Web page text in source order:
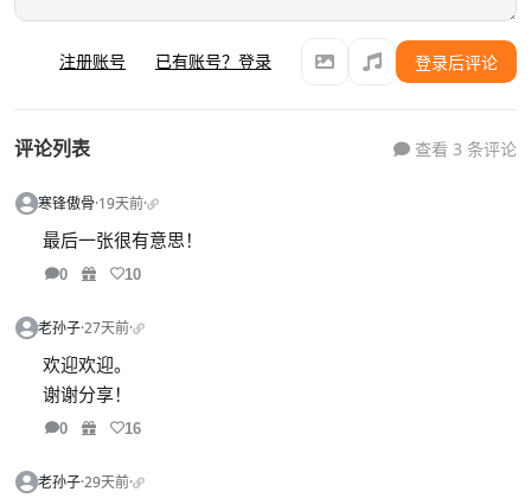
注册账号 已有账号？登录 登录后评论
评论列表 查看 3 条评论
寒锋傲骨·19天前·
最后一张很有意思！
0 10
老孙子·27天前·
欢迎欢迎。
谢谢分享！
0 16
老孙子·29天前·